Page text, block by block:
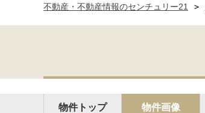
新築一戸建て
不動産・不動産情報のセンチュリー21
物件トップ 物件画像